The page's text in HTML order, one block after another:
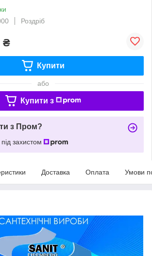
Роздріб
₴
Купити
або
Купити з
з Пром?
захистом
Доставка Оплата Умови